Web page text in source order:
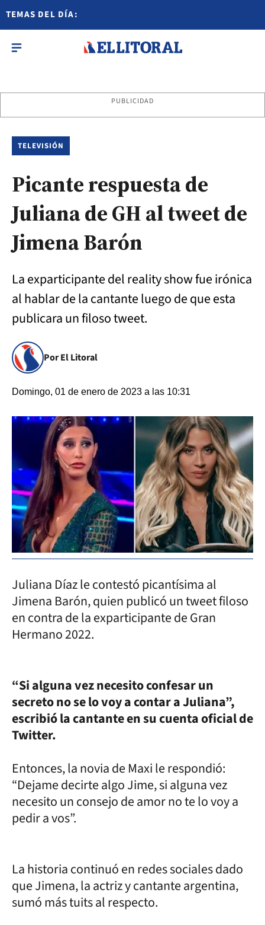
TEMAS DEL DÍA:
PUBLICIDAD
TELEVISIÓN
Picante respuesta de
Juliana de GH al tweet de
Jimena Barón
La exparticipante del reality show fue irónica
al hablar de la cantante luego de que esta
publicara un filoso tweet.
Por El Litoral
Domingo, 01 de enero de 2023 a las 10:31
Juliana Díaz le contestó picantísima al
Jimena Barón, quien publicó un tweet filoso
en contra de la exparticipante de Gran
Hermano 2022.
“Si alguna vez necesito confesar un
secreto no se lo voy a contar a Juliana”,
escribió la cantante en su cuenta oficial de
Twitter.
Entonces, la novia de Maxi le respondió:
“Dejame decirte algo Jime, si alguna vez
necesito un consejo de amor no te lo voy a
pedir a vos”.
La historia continuó en redes sociales dado
que Jimena, la actriz y cantante argentina,
sumó más tuits al respecto.